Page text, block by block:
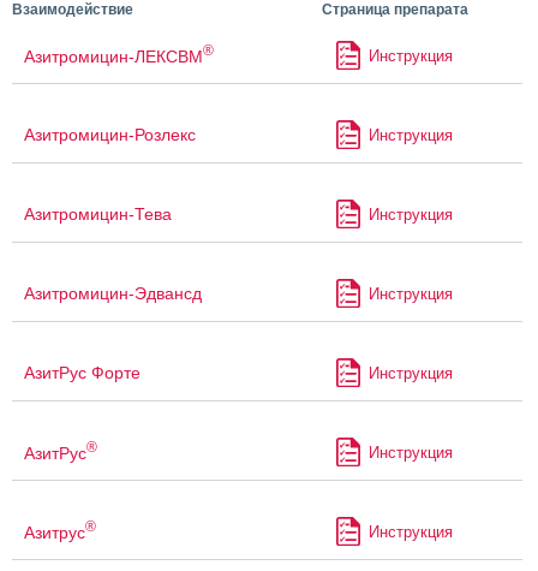
Взаимодействие Страница препарата
Азитромицин-ЛЕКСВМ® Инструкция
Азитромицин-Розлекс Инструкция
Азитромицин-Тева Инструкция
Азитромицин-Эдвансд Инструкция
АзитРус Форте Инструкция
АзитРус® Инструкция
Азитрус® Инструкция